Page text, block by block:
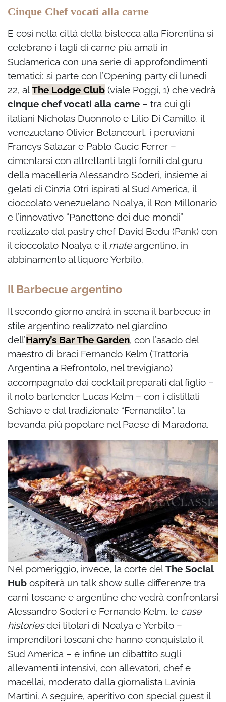
Cinque Chef vocati alla carne
E così nella città della bistecca alla Fiorentina si
celebrano i tagli di carne più amati in
Sudamerica con una serie di approfondimenti
tematici: si parte con l’Opening party di lunedì
22, alThe Lodge Club (viale Poggi, 1) che vedrà
cinque chef vocati alla carne – tra cui gli
italiani Nicholas Duonnolo e Lilio Di Camillo, il
venezuelano Olivier Betancourt, i peruviani
Francys Salazar e Pablo Gucic Ferrer –
cimentarsi con altrettanti tagli forniti dal guru
della macelleria Alessandro Soderi, insieme ai
gelati di Cinzia Otri ispirati al Sud America, il
cioccolato venezuelano Noalya, il Ron Millonario
e l’innovativo “Panettone dei due mondi”
realizzato dal pastry chef David Bedu (Pank) con
il cioccolato Noalya e il mateargentino, in
abbinamento al liquore Yerbito.
Il Barbecue argentino
Il secondo giorno andrà in scena il barbecue in
stile argentino realizzato nel giardino
dell’Harry’s Bar The Garden, con l’asado del
maestro di braci Fernando Kelm (Trattoria
Argentina a Refrontolo, nel trevigiano)
accompagnato dai cocktail preparati dal figlio –
il noto bartender Lucas Kelm – con i distillati
Schiavo e dal tradizionale “Fernandito”, la
bevanda più popolare nel Paese di Maradona.
Nel pomeriggio, invece, la corte delThe Social
Hub ospiterà un talk show sulle differenze tra
carni toscane e argentine che vedrà confrontarsi
Alessandro Soderi e Fernando Kelm, le case
historiesdei titolari di Noalya e Yerbito –
imprenditori toscani che hanno conquistato il
Sud America – e infine un dibattito sugli
allevamenti intensivi, con allevatori, chef e
macellai, moderato dalla giornalista Lavinia
Martini. A seguire, aperitivo con special guest il